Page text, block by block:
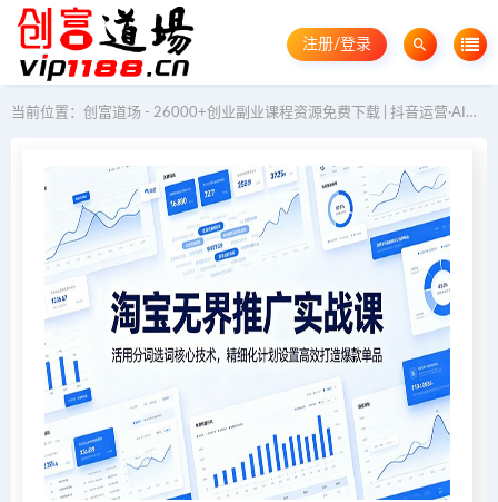
注册/登录
当前位置： 创富道场 - 26000+创业副业课程资源免费下载 | 抖音运营·AI教程·GEO优化